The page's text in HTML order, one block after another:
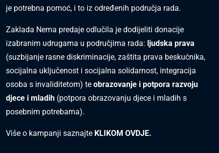
je potrebna pomoć, i to iz određenih područja rada.
Zaklada Nema predaje odlučila je dodijeliti donacije
izabranim udrugama u područjima rada: ljudska prava
(suzbijanje rasne diskriminacije, zaštita prava beskućnika,
socijalna uključenost i socijalna solidarnost, integracija
osoba s invaliditetom) te obrazovanje i potpora razvoju
djece i mladih (potpora obrazovanju djece i mladih s
posebnim potrebama).
Više o kampanji saznajte KLIKOM OVDJE.